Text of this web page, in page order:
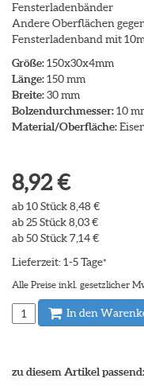
Fensterladenbänder
Andere Oberflächen
Fensterladenband mit
Größe:150x30x4mm
Länge:150 mm
Breite:30 mm
Bolzendurchmesser:10
Material/Oberfläche:
8,92 €
ab 10 Stück 8,48 €
ab 25 Stück 8,03 €
ab 50 Stück 7,14 €
Lieferzeit: 1-5 Tage*
Alle Preise inkl. gesetzlicher
In den
zu diesem Artikel passend: